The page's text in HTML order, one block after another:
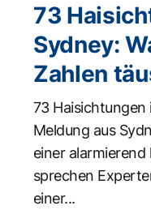
73
Sydney:
Zahlen
73 Haisichtungen
Meldung aus
einer
sprechen
einer...